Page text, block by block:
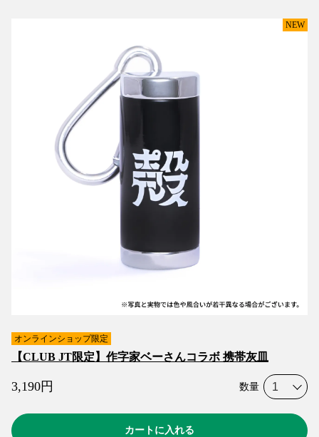
NEW
オンラインショップ限定
【CLUB JT限定】作字家ベーさんコラボ 携帯灰皿
3,190円 数量
カートに入れる